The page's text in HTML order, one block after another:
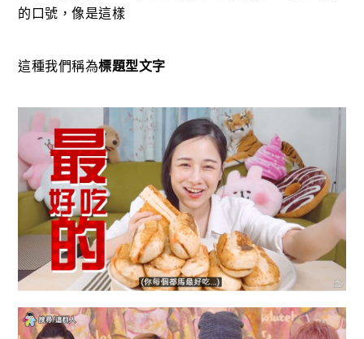
的口號，像是這樣
這種我們稱為標題型文字